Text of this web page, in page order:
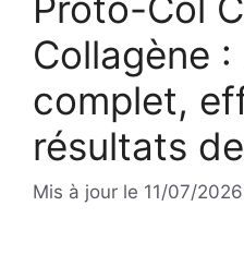
Collagène :
complet,
résultats
Mis à jour le 11/07/2026